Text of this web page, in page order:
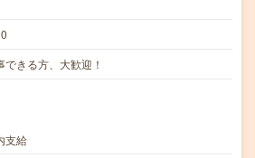
きる方、大歓迎！
支給